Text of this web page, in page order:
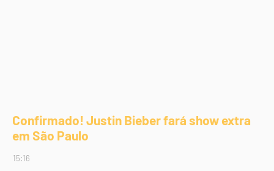
Confirmado! Justin Bieber fará show extra
em São Paulo
15:16